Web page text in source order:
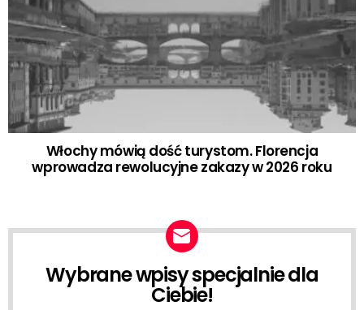
Włochy mówią dość turystom. Florencja
wprowadza rewolucyjne zakazy w 2026 roku
NEWSLETTER
Wybrane wpisy specjalnie dla
Ciebie!